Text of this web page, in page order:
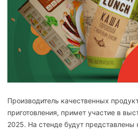
Производитель качественных
приготовления, примет участие в
2025. На стенде будут